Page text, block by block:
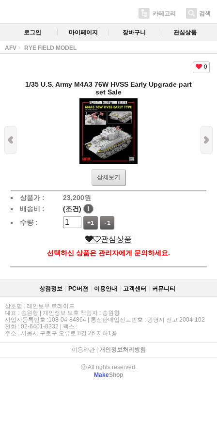
카테고리 검색
로그인 마이페이지 장바구니 관심상품
AFV RYE FIELD MODEL
0
1/35 U.S. Army M4A3 76W HVSS Early Upgrade part
set Sale
상세보기
상품가 : 23,200원
배송비 :
(조건)
!
수량 :
+1 -1
관심상품
선택하신 상품은 관리자에게 문의하세요.
상점정보 PC버젼 이용안내 고객센터 커뮤니티
상호명 : 레인보우 트레이드
대표 : 송원형 | 개인정보 보호 책임자 : 송원형
사업자등록번호 :108-04-84864 | 통신판매업신고번호 : 광명시 신고 2004-102
전화 : 02-6401-8332 | 팩스 :
주소 : 서울시 구로구 오류로 8길 26 지하1층
이용약관| 개인정보처리방침
ⓒ All rights reserved.
MakeShop